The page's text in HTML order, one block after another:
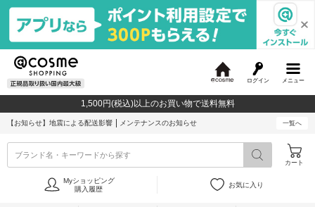
メニュー
ログイン
c
o
1,500円(税込)以上のお買い物で送料無料
【お知らせ】 地震による配送影響 メンテナンスのお知らせ 一覧へ
ブランド名・キーワードから探す
カート
Myショッピング
購入履歴
お気に入り